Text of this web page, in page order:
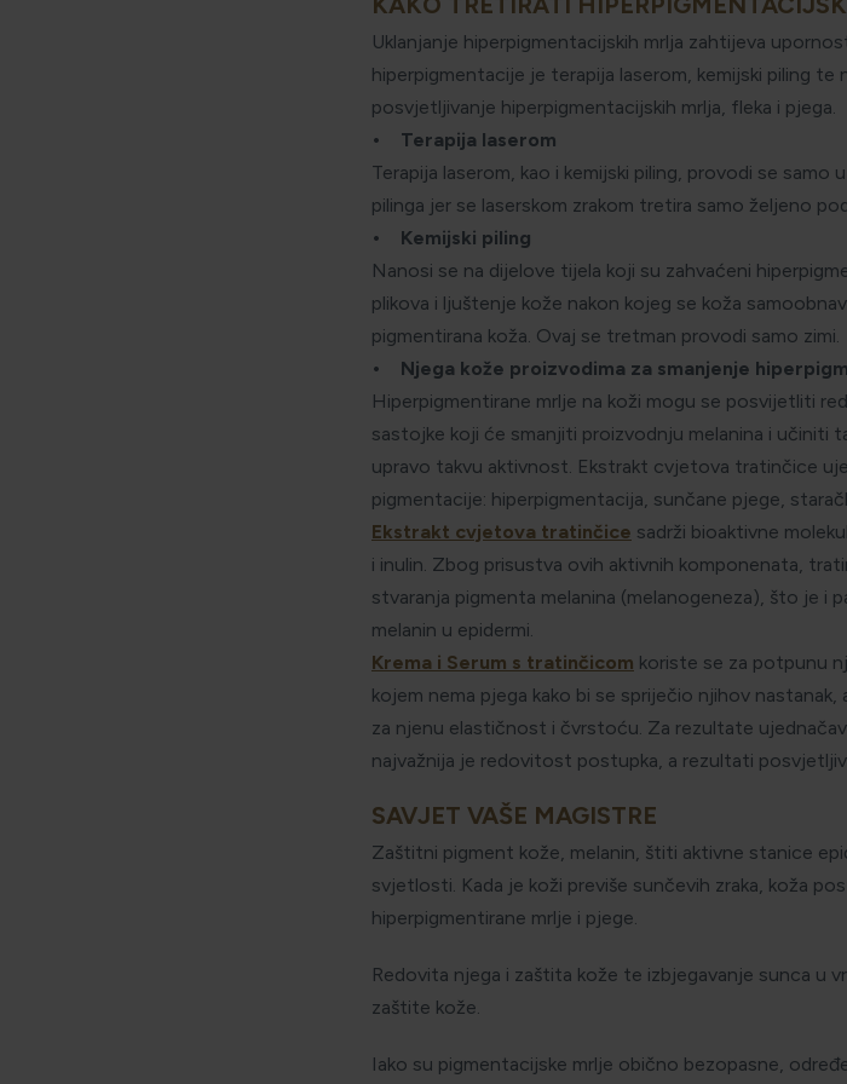
Uklanjanje hiperpigmentacijskih mrlja zahtijeva
hiperpigmentacije je terapija laserom, kemijski piling te
posvjetljivanje hiperpigmentacijskih mrlja, fleka i pjega.
• Terapija laserom
Terapija laserom, kao i kemijski piling, provodi se samo
pilinga jer se laserskom zrakom tretira samo željeno
• Kemijski piling
Nanosi se na dijelove tijela koji su zahvaćeni
plikova i ljuštenje kože nakon kojeg se koža
pigmentirana koža. Ovaj se tretman provodi samo zimi.
• Njega kože proizvodima za smanjenje
Hiperpigmentirane mrlje na koži mogu se posvijetliti
sastojke koji će smanjiti proizvodnju melanina i učiniti
upravo takvu aktivnost. Ekstrakt cvjetova tratinčice
pigmentacije: hiperpigmentacija, sunčane pjege,
Ekstrakt cvjetova tratinčice sadrži bioaktivne
i inulin. Zbog prisustva ovih aktivnih komponenata,
stvaranja pigmenta melanina (melanogeneza), što je
melanin u epidermi.
Krema i Serum s tratinčicom koriste se za potpunu
kojem nema pjega kako bi se spriječio njihov
za njenu elastičnost i čvrstoću. Za rezultate
najvažnija je redovitost postupka, a rezultati
SAVJET VAŠE MAGISTRE
Zaštitni pigment kože, melanin, štiti aktivne stanice
svjetlosti. Kada je koži previše sunčevih zraka, koža
hiperpigmentirane mrlje i pjege.
Redovita njega i zaštita kože te izbjegavanje sunca u
zaštite kože.
Iako su pigmentacijske mrlje obično bezopasne,